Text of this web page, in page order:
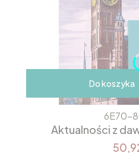
Do koszyka
6E70-
Aktualności z